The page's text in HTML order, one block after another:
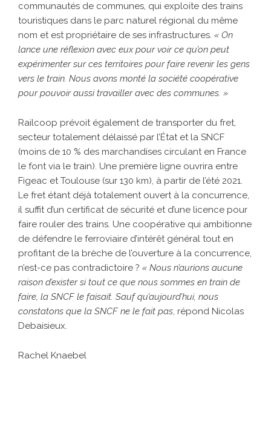
communautés de communes, qui exploite des trains
touristiques dans le parc naturel régional du même
nom et est propriétaire de ses infrastructures. « On
lance une réflexion avec eux pour voir ce qu’on peut
expérimenter sur ces territoires pour faire revenir les gens
vers le train. Nous avons monté la société coopérative
pour pouvoir aussi travailler avec des communes. »
Railcoop prévoit également de transporter du fret,
secteur totalement délaissé par l’État et la SNCF
(moins de 10 % des marchandises circulant en France
le font via le train). Une première ligne ouvrira entre
Figeac et Toulouse (sur 130 km), à partir de l’été 2021.
Le fret étant déjà totalement ouvert à la concurrence,
il suffit d’un certificat de sécurité et d’une licence pour
faire rouler des trains. Une coopérative qui ambitionne
de défendre le ferroviaire d’intérêt général tout en
profitant de la brèche de l’ouverture à la concurrence,
n’est-ce pas contradictoire ? « Nous n’aurions aucune
raison d’exister si tout ce que nous sommes en train de
faire, la SNCF le faisait. Sauf qu’aujourd’hui, nous
constatons que la SNCF ne le fait pas, répond Nicolas
Debaisieux.
Rachel Knaebel